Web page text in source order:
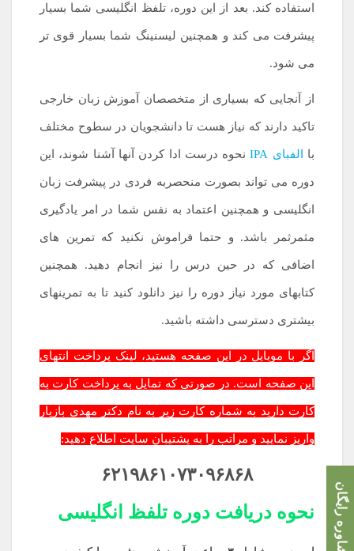
استفاده کند. بعد از این دوره، تلفظ انگلیسی شما بسیار
پیشرفت می کند و همچنین لیسنینگ شما بسیار قوی تر
می شود.
از آنجایی که بسیاری از متخصصان آموزش زبان خارجی
تاکید دارند که نیاز هست تا دانشجویان در سطوح مختلف
با الفبای IPA نحوه درست ادا کردن آنها آشنا شوند، این
دوره می تواند بصورت منحصربه فردی در پیشرفت زبان
انگلیسی و همچنین اعتماد به نفس شما در امر یادگیری
مثمرثمر باشد. و حتما فراموش نکنید که تمرین های
اضافی که در حین درس را نیز انجام دهید. همچنین
کتابهای مورد نیاز دوره را نیز دانلود کنید تا به تمرینهای
بیشتری دسترسی داشته باشید.
اگر با موبایل در این صفحه هستید، لینک پرداخت انتهای
این صفحه است. در صورتی که تمایل به پرداخت کارت به
کارت دارید به شماره کارت زیر به نام دکتر مهدی بازیار
واریز نمایید و مراتب را به پشتیبان سایت اطلاع دهید:
۶۲۱۹۸۶۱۰۷۳۰۹۶۸۶۸
نحوه دریافت دوره تلفظ انگلیسی مشاوره رایگان